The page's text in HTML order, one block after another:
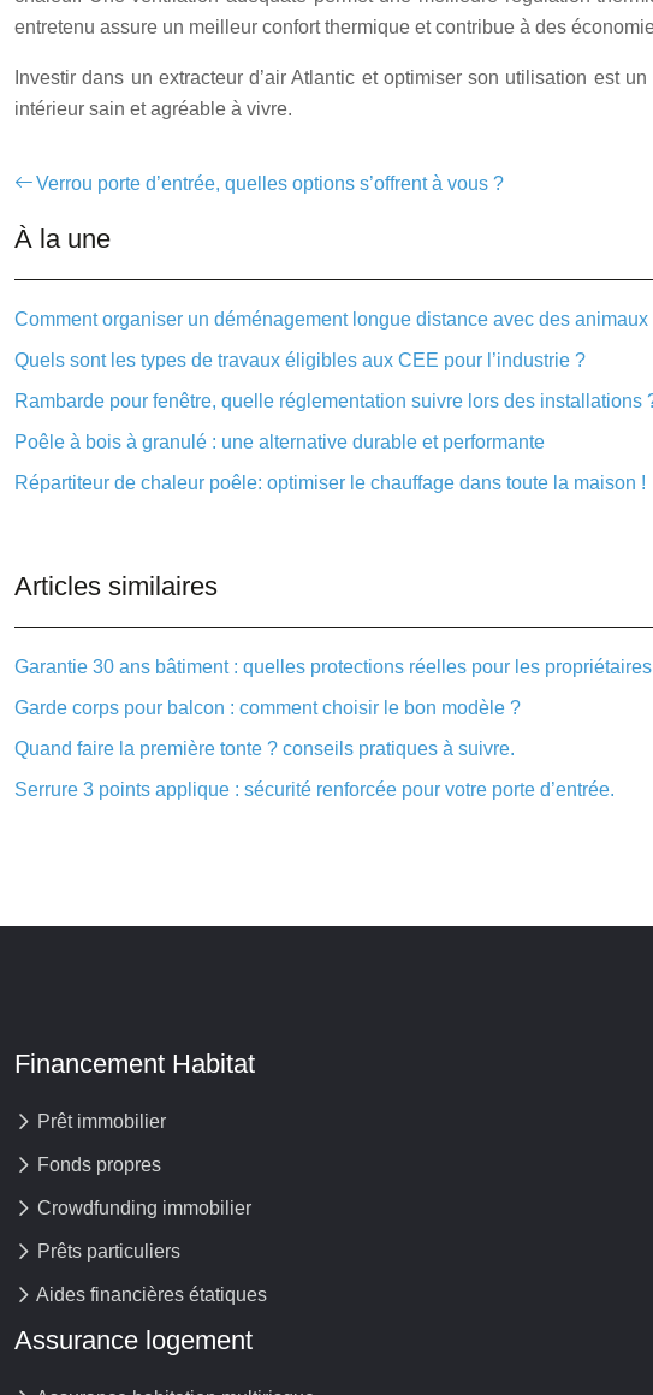
entretenu assure un meilleur confort thermique et contribue à des
Investir dans un extracteur d’air Atlantic et optimiser son utilisation est
intérieur sain et agréable à vivre.
Verrou porte d’entrée, quelles options s’offrent à vous ?
À la une
Comment organiser un déménagement longue distance avec des
Quels sont les types de travaux éligibles aux CEE pour l’industrie ?
Rambarde pour fenêtre, quelle réglementation suivre lors des installations
Poêle à bois à granulé : une alternative durable et performante
Répartiteur de chaleur poêle: optimiser le chauffage dans toute la maison !
Articles similaires
Garantie 30 ans bâtiment : quelles protections réelles pour les
Garde corps pour balcon : comment choisir le bon modèle ?
Quand faire la première tonte ? conseils pratiques à suivre.
Serrure 3 points applique : sécurité renforcée pour votre porte d’entrée.
Financement Habitat
Prêt immobilier
Fonds propres
Crowdfunding immobilier
Prêts particuliers
Aides financières étatiques
Assurance logement